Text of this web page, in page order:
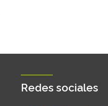
Redes sociales